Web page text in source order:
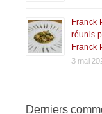
Franck
réunis
Franck
3 mai
Derniers